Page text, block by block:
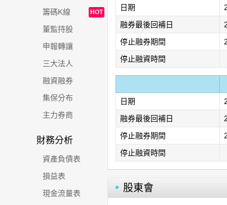
籌碼K線 HOT
董監持股
申報轉讓
三大法人
融資融券
集保分布
主力券商
財務分析
資產負債表
損益表
現金流量表
日期
融券最後回補日
停止融券期間
停止融資時間
日期
融券最後回補日
停止融券期間
停止融資時間
股東會